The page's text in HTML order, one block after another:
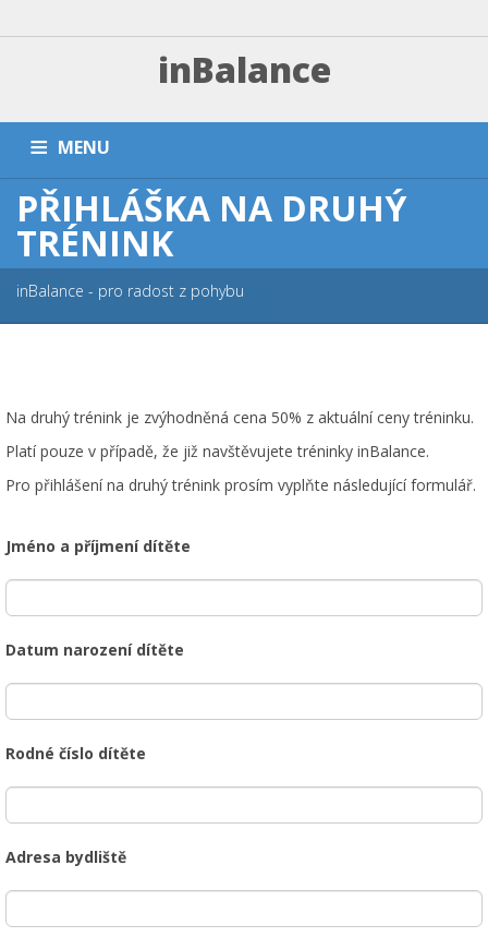
inBalance
MENU
DOMŮ TRÉNINKY A PLATBA ZÁVODNÍ SEKCE
PŘÍMĚŠŤÁKY A KEMPY
KONTAKT
PŘIHLÁŠKA NA DRUHÝ
TRÉNINK
inBalance - pro radost z pohybu
Na druhý trénink je zvýhodněná cena 50% z aktuální ceny tréninku.
Platí pouze v případě, že již navštěvujete tréninky inBalance.
Pro přihlášení na druhý trénink prosím vyplňte následující formulář.
Jméno a příjmení dítěte
Datum narození dítěte
Rodné číslo dítěte
Adresa bydliště